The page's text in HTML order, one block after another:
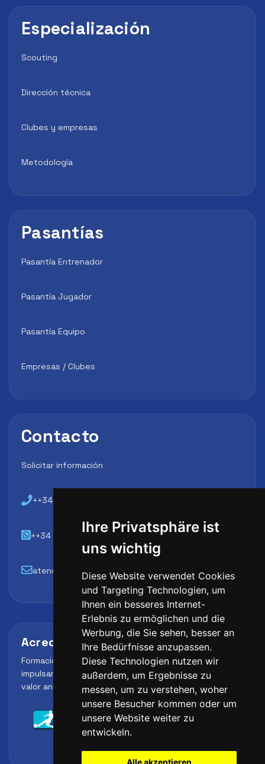
Ihre Privatsphäre ist
uns wichtig
Diese Website verwendet Cookies
und Targeting Technologien, um
Ihnen ein besseres Internet-
Erlebnis zu ermöglichen und die
Werbung, die Sie sehen, besser an
Ihre Bedürfnisse anzupassen.
Diese Technologien nutzen wir
außerdem, um Ergebnisse zu
messen, um zu verstehen, woher
unsere Besucher kommen oder um
unsere Website weiter zu
entwickeln.
Alle akzeptieren
Especialización
Scouting
Dirección técnica
Clubes y empresas
Metodología
Pasantías
Pasantía Entrenador
Pasantía Jugador
Pasantía Equipo
Empresas / Clubes
Contacto
Solicitar información
++34 648 45 44 01
++34 648 45 44 01
atencion@futbollab.com
Acreditaciones y alianzas
Formación, metodología y reconocimiento para
impulsar el perfil profesional del alumno y reforzar su
valor ante clubes, academias y entidades deportivas.